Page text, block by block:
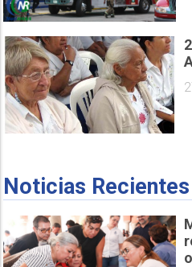
Noticias Recientes